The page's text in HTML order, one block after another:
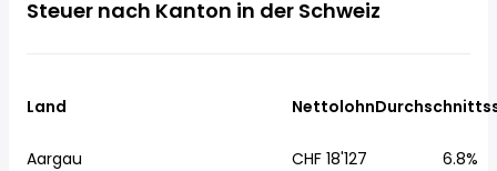
Steuer nach Kanton in der Schweiz
Land Nettolohn
Aargau CHF 18'127 6.8%